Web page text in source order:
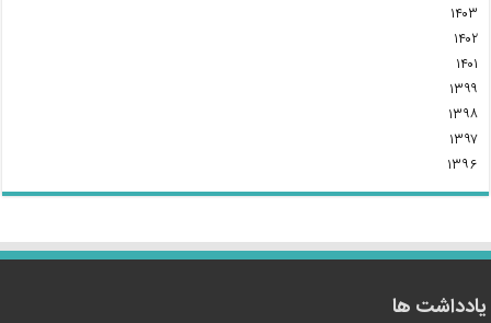
۱۴۰۳
۱۴۰۲
۱۴۰۱
۱۳۹۹
۱۳۹۸
۱۳۹۷
۱۳۹۶
یادداشت ها